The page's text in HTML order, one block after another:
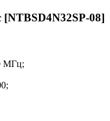
08]
МГц;